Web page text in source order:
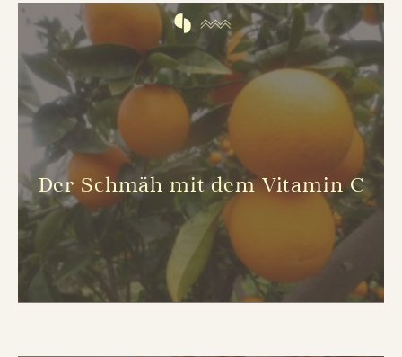
Der Schmäh mit dem Vitamin C